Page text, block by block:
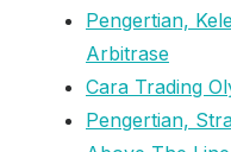
Pengertian,
Arbitrase
Cara Trading
Pengertian,